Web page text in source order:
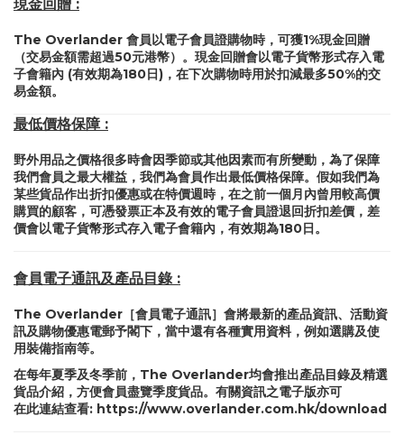
現金回贈 :
The Overlander 會員以電子會員證購物時，可獲1%現金回贈
（交易金額需超過50元港幣）。現金回贈會以電子貨幣形式存入電
子會籍內 (有效期為180日)，在下次購物時用於扣減最多50%的交
易金額。
最低價格保障 :
野外用品之價格很多時會因季節或其他因素而有所變動，為了保障
我們會員之最大權益，我們為會員作出最低價格保障。假如我們為
某些貨品作出折扣優惠或在特價週時，在之前一個月內曾用較高價
購買的顧客，可憑發票正本及有效的電子會員證退回折扣差價，差
價會以電子貨幣形式存入電子會籍內，有效期為180日。
會員電子通訊及產品目錄 :
The Overlander［會員電子通訊］會將最新的產品資訊、活動資
訊及購物優惠電郵予閣下，當中還有各種實用資料，例如選購及使
用裝備指南等。
在每年夏季及冬季前，The Overlander均會推出產品目錄及精選
貨品介紹，方便會員盡覽季度貨品。有關資訊之電子版亦可
在此連結查看: https://www.overlander.com.hk/download